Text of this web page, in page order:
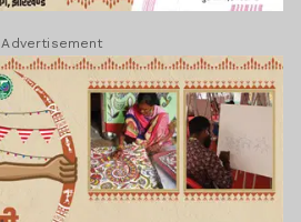
Advertisement